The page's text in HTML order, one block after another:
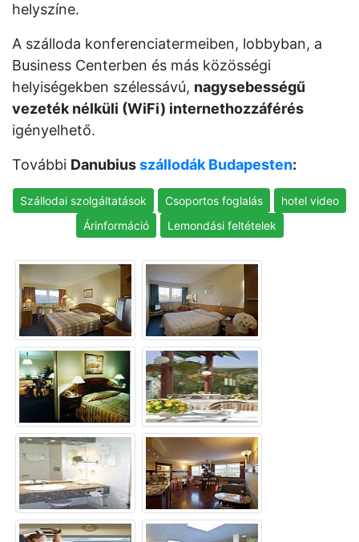
helyszíne.
A szálloda konferenciatermeiben, lobbyban, a
Business Centerben és más közösségi
helyiségekben szélessávú, nagysebességű
vezeték nélküli (WiFi) internethozzáférés
igényelhető.
További Danubiusszállodák Budapesten:
Szállodai szolgáltatások Csoportos foglalás
hotel video
Árinformáció
Lemondási feltételek